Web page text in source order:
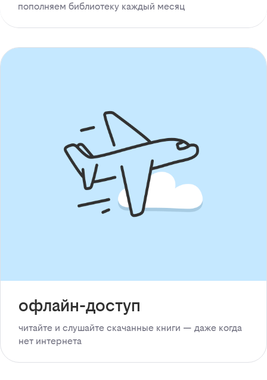
пополняем библиотеку каждый месяц
офлайн-доступ
читайте и слушайте скачанные книги — даже когда
нет интернета